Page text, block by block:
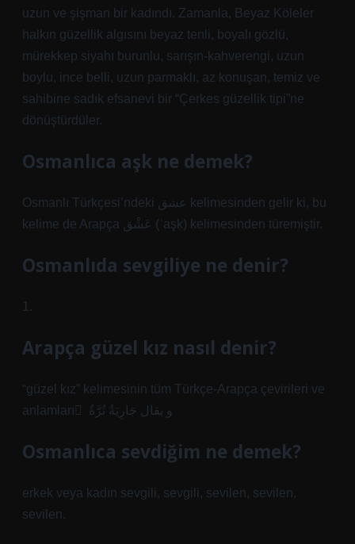
uzun ve şişman bir kadındı. Zamanla, Beyaz Köleler
halkın güzellik algısını beyaz tenli, boyalı gözlü,
mürekkep siyahı burunlu, sarışın-kahverengi, uzun
boylu, ince belli, uzun parmaklı, az konuşan, temiz ve
sahibine sadık efsanevi bir “Çerkes güzellik tipi”ne
dönüştürdüler.
Osmanlıca aşk ne demek?
Osmanlı Türkçesi’ndeki عشق‎ kelimesinden gelir ki, bu
kelime de Arapça عَشْق‎ (ʿaşḳ) kelimesinden türemiştir.
Osmanlıda sevgiliye ne denir?
1.
Arapça güzel kız nasıl denir?
“güzel kız” kelimesinin tüm Türkçe-Arapça çevirileri ve
anlamları ٌ و يقال جَارِيَةٌ تُرَّةٌ
Osmanlıca sevdiğim ne demek?
erkek veya kadın sevgili, sevgili, sevilen, sevilen,
sevilen.